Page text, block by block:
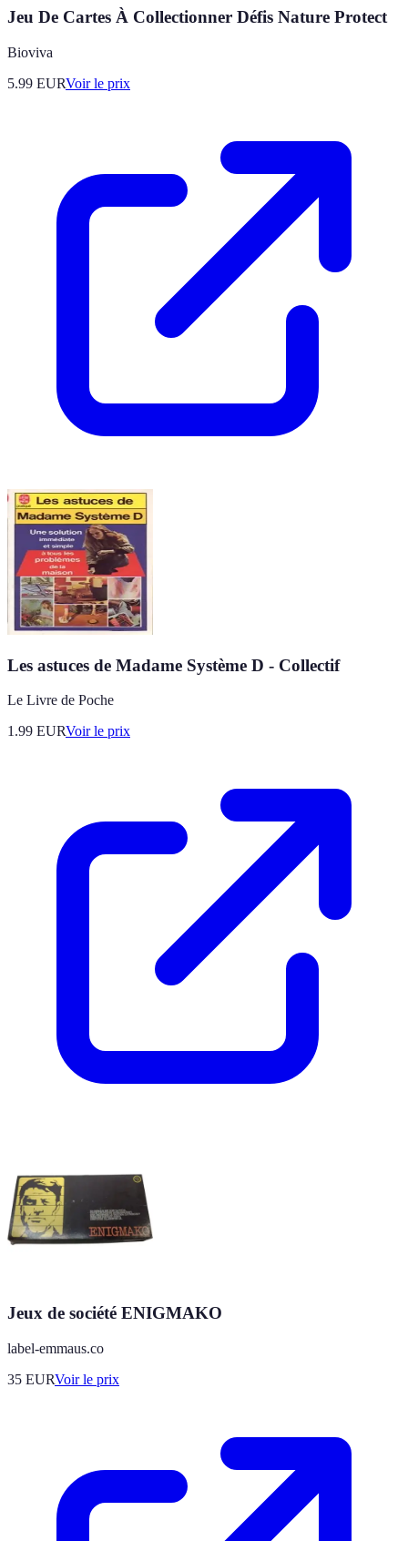
Jeu De Cartes À Collectionner Défis Nature Protect
Bioviva
5.99 EURVoir le prix
Les astuces de Madame Système D - Collectif
Le Livre de Poche
1.99 EURVoir le prix
Jeux de société ENIGMAKO
label-emmaus.co
35 EURVoir le prix